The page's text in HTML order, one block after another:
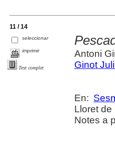
11 / 14
seleccionar
imprimir
Text complet
Antoni
Ginot
En:
Lloret de
Notes a